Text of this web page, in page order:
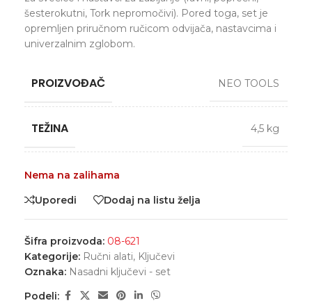
šesterokutni, Tork nepromočivi). Pored toga, set je
opremljen priručnom ručicom odvijača, nastavcima i
univerzalnim zglobom.
PROIZVOĐAČ NEO TOOLS
TEŽINA 4,5 kg
Nema na zalihama
Uporedi
Dodaj na listu želja
Šifra proizvoda: 08-621
Kategorije: Ručni alati, Ključevi
Oznaka: Nasadni ključevi - set
Podeli: